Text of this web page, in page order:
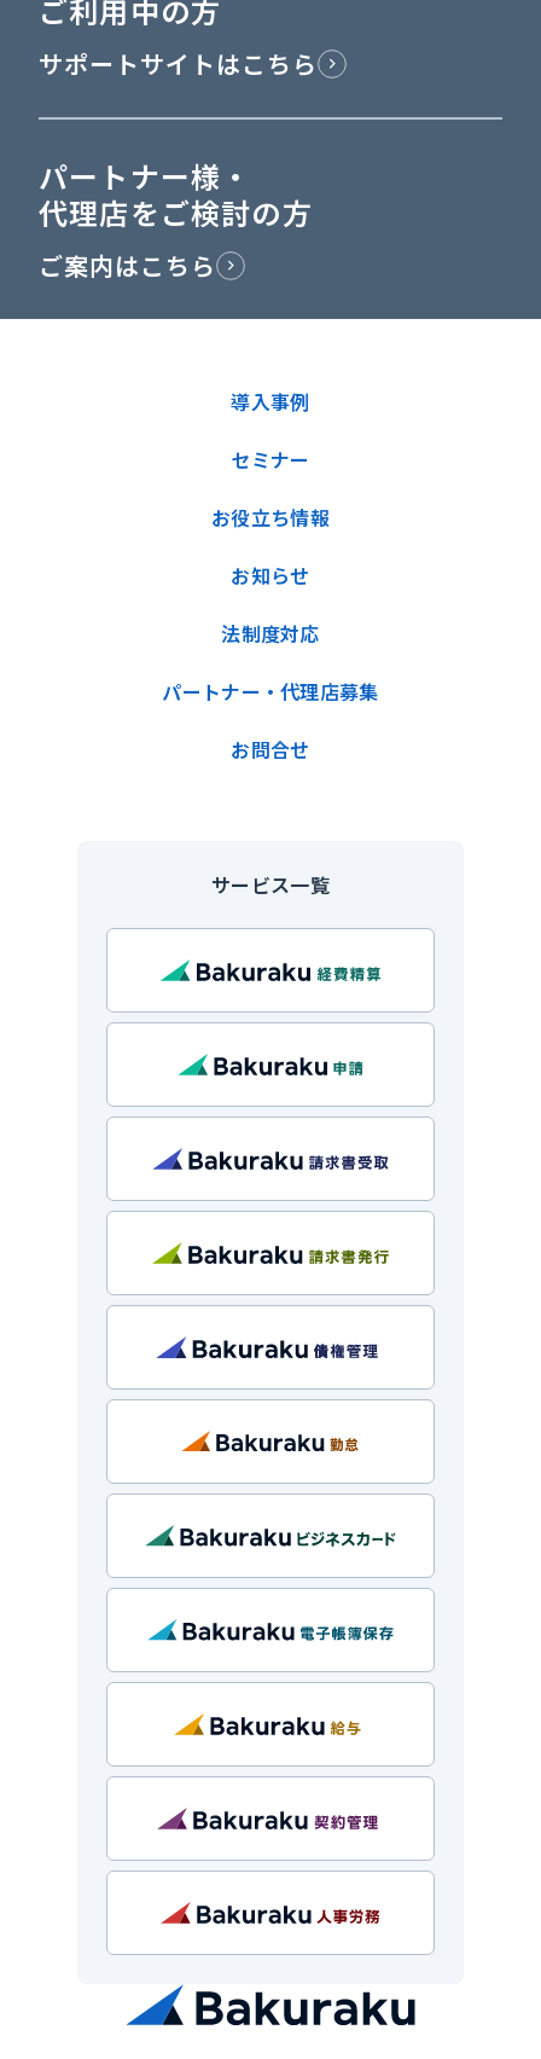
ご利用中の方
サポートサイトはこちら
パートナー様・
代理店をご検討の方
ご案内はこちら
導入事例
セミナー
お役立ち情報
お知らせ
法制度対応
パートナー・代理店募集
お問合せ
サービス一覧